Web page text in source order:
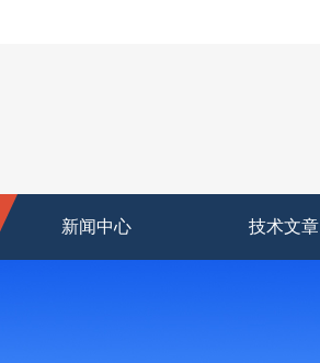
新闻中心 技术文章